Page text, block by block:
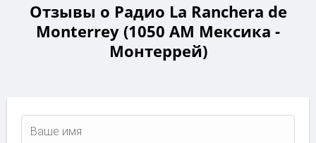
Отзывы о Радио La Ranchera de
Monterrey (1050 AM Мексика -
Монтеррей)